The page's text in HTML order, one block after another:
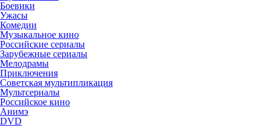
Боевики
Ужасы
Комедии
Музыкальное кино
Российские сериалы
Зарубежные сериалы
Мелодрамы
Приключения
Советская мультипликация
Мультсериалы
Российское кино
Анимэ
DVD